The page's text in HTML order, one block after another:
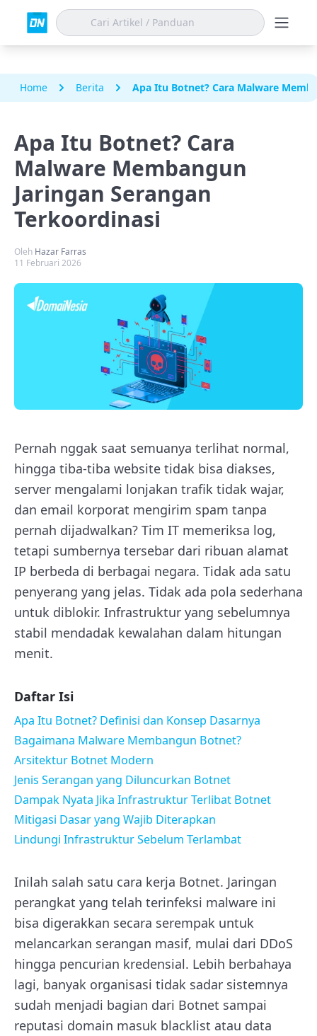
Home Berita Apa Itu Botnet? Cara Malware
Apa Itu Botnet? Cara
Malware Membangun
Jaringan Serangan
Terkoordinasi
Oleh Hazar Farras
11 Februari 2026
Pernah nggak saat semuanya terlihat normal,
hingga tiba-tiba website tidak bisa diakses,
server mengalami lonjakan trafik tidak wajar,
dan email korporat mengirim spam tanpa
pernah dijadwalkan? Tim IT memeriksa log,
tetapi sumbernya tersebar dari ribuan alamat
IP berbeda di berbagai negara. Tidak ada satu
penyerang yang jelas. Tidak ada pola sederhana
untuk diblokir. Infrastruktur yang sebelumnya
stabil mendadak kewalahan dalam hitungan
menit.
Daftar Isi
Apa Itu Botnet? Definisi dan Konsep Dasarnya
Bagaimana Malware Membangun Botnet?
Arsitektur Botnet Modern
Jenis Serangan yang Diluncurkan Botnet
Dampak Nyata Jika Infrastruktur Terlibat Botnet
Mitigasi Dasar yang Wajib Diterapkan
Lindungi Infrastruktur Sebelum Terlambat
Inilah salah satu cara kerja Botnet. Jaringan
perangkat yang telah terinfeksi malware ini
bisa digerakkan secara serempak untuk
melancarkan serangan masif, mulai dari DDoS
hingga pencurian kredensial. Lebih berbahaya
lagi, banyak organisasi tidak sadar sistemnya
sudah menjadi bagian dari Botnet sampai
reputasi domain masuk blacklist atau data